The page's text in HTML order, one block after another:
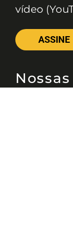
vídeo
ASSINE